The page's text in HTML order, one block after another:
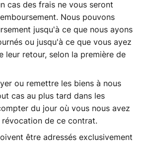
cas des frais ne vous seront
Nous pouvons
jusqu'à ce que nous ayons
ou jusqu'à ce que vous ayez
leur retour, selon la première de
ou remettre les biens à nous
cas au plus tard dans les
du jour où vous nous avez
de ce contrat.
être adressés exclusivement